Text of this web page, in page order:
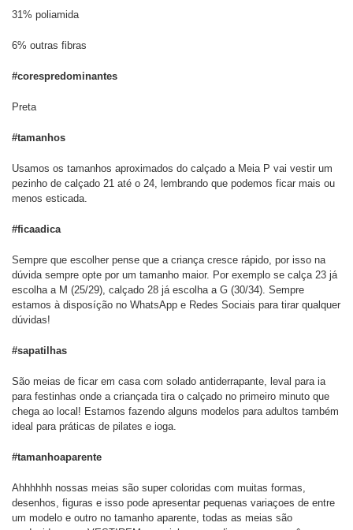
31% poliamida
6% outras fibras
#corespredominantes
Preta
#tamanhos
Usamos os tamanhos aproximados do calçado a Meia P vai vestir um
pezinho de calçado 21 até o 24, lembrando que podemos ficar mais ou
menos esticada.
#ficaadica
Sempre que escolher pense que a criança cresce rápido, por isso na
dúvida sempre opte por um tamanho maior. Por exemplo se calça 23 já
escolha a M (25/29), calçado 28 já escolha a G (30/34). Sempre
estamos à disposíção no WhatsApp e Redes Sociais para tirar qualquer
dúvidas!
#sapatilhas
São meias de ficar em casa com solado antiderrapante, leval para ia
para festinhas onde a criançada tira o calçado no primeiro minuto que
chega ao local! Estamos fazendo alguns modelos para adultos também
ideal para práticas de pilates e ioga.
#tamanhoaparente
Ahhhhhh nossas meias são super coloridas com muitas formas,
desenhos, figuras e isso pode apresentar pequenas variaçoes de entre
um modelo e outro no tamanho aparente, todas as meias são